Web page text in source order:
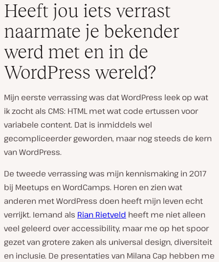
Heeft jou iets verrast
naarmate je bekender
werd met en in de
WordPress wereld?
Mijn eerste verrassing was dat WordPress leek op wat
ik zocht als CMS: HTML met wat code ertussen voor
variabele content. Dat is inmiddels wel
gecompliceerder geworden, maar nog steeds de kern
van WordPress.
De tweede verrassing was mijn kennismaking in 2017
bij Meetups en WordCamps. Horen en zien wat
anderen met WordPress doen heeft mijn leven echt
verrijkt. Iemand als Rian Rietveld heeft me niet alleen
veel geleerd over accessibility, maar me op het spoor
gezet van grotere zaken als universal design, diversiteit
en inclusie. De presentaties van Milana Cap hebben me